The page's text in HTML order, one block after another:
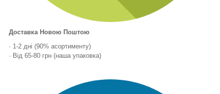
Доставка Новою Поштою
· 1-2 дні (90% асортименту)
· Від 65-80 грн (наша упаковка)